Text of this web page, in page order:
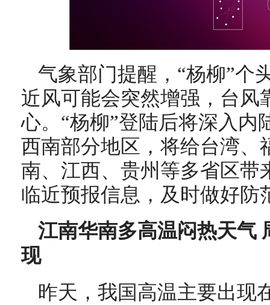
气象部门提醒，“杨柳”个
近风可能会突然增强，台风
心。“杨柳”登陆后将深入内
西南部分地区，将给台湾、
南、江西、贵州等多省区带
临近预报信息，及时做好防
江南华南多高温闷热天气
现
昨天，我国高温主要出现